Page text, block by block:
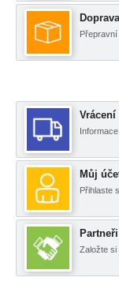
Doprava
Můj
Přihlaste
Partneři
Založte si